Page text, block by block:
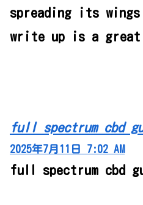
spreading its
write up is a great
full spectrum cbd
2025年7月11日 7:02 AM
full spectrum cbd